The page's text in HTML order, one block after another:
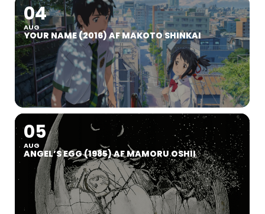
04
AUG
YOUR NAME (2016) AF MAKOTO SHINKAI
05
AUG
ANGEL’S EGG (1985) AF MAMORU OSHII